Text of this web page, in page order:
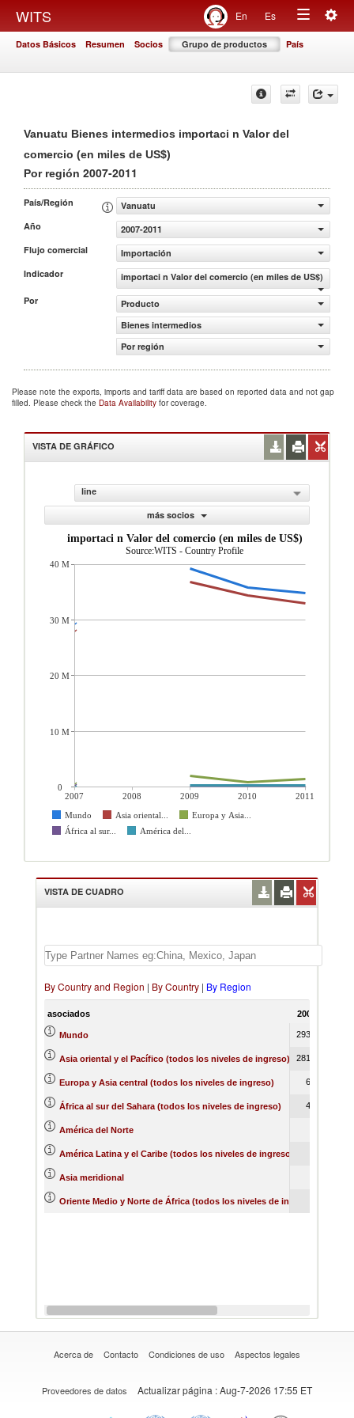
WITS En Es
Toggle
Datos Básicos Resumen Socios Grupo de productos País
Vanuatu Bienes intermedios importaci n Valor del
comercio (en miles de US$)
Por región 2007-2011
País/Región
Vanuatu
Año
2007-2011
Flujo comercial
Importación
Indicador
importaci n Valor del comercio (en miles de US$)
Por
Producto
Bienes intermedios
Por región
Please note the exports, imports and tariff data are based on reported data and not gap
filled. Please check the Data Availability for coverage.
VISTA DE GRÁFICO
line
más socios
importaci n Valor del comercio (en miles de US$)
Source:WITS - Country Profile
2007 2008 2009 2010
2011
Mundo
Asia oriental... Europa y Asia...
África al sur... América del...
40 M
30 M
20 M
10 M
0
VISTA DE CUADRO
By Country and Region | By Country | By Region
asociados 2007
Mundo 29364
Asia oriental y el Pacífico (todos los niveles de ingreso) 28109
Europa y Asia central (todos los niveles de ingreso) 641
África al sur del Sahara (todos los niveles de ingreso) 453
América del Norte
América Latina y el Caribe (todos los niveles de ingreso)
Asia meridional
Oriente Medio y Norte de África (todos los niveles de ingreso)
Acerca de Contacto Condiciones de uso Aspectos legales
Proveedores de datos Actualizar página : Aug-7-2026 17:55 ET